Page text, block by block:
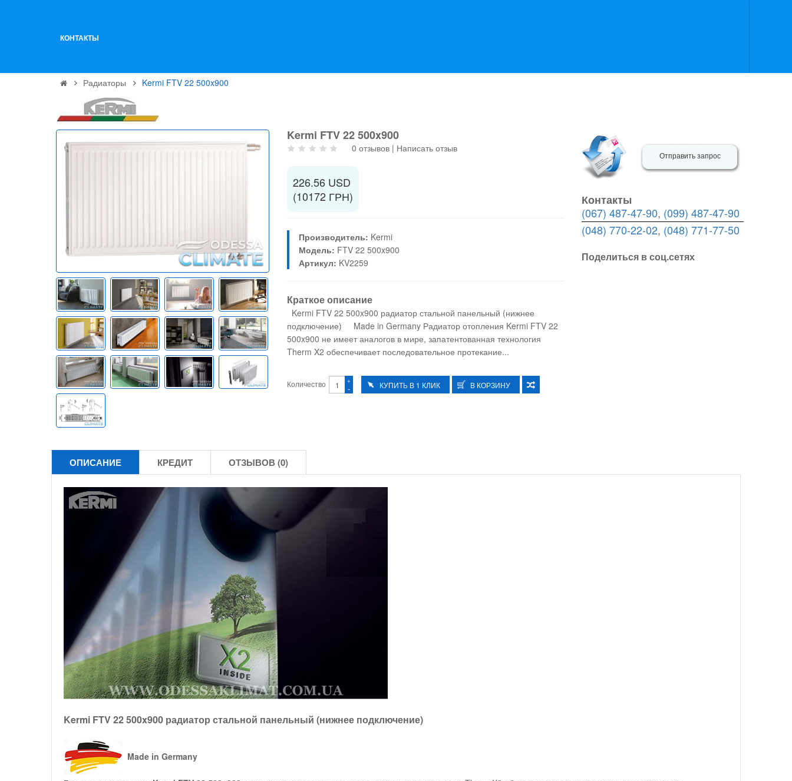
КОНТАКТЫ
Радиаторы Kermi FTV 22 500x900
Kermi FTV 22 500x900
0 отзывов | Написать отзыв
226.56 USD
(10172 ГРН)
Производитель: Kermi
Модель: FTV 22 500x900
Артикул: KV2259
Краткое описание
Kermi FTV 22 500x900 радиатор стальной панельный (нижнее
подключение) Made in Germany Радиатор отопления Kermi FTV 22
500x900 не имеет аналогов в мире, запатентованная технология
Therm X2 обеспечивает последовательное протекание...
Количество -
+
Отправить запрос
Контакты
(067) 487-47-90, (099) 487-47-90
(048) 770-22-02, (048) 771-77-50
Поделиться в соц.сетях
ОПИСАНИЕ КРЕДИТ ОТЗЫВОВ (0)
Kermi FTV 22 500x900 радиатор стальной панельный (нижнее подключение)
Made in Germany